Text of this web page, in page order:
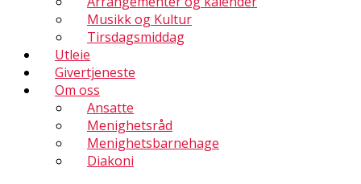
Musikk og Kultur
Tirsdagsmiddag
Utleie
Givertjeneste
Om oss
Ansatte
Menighetsråd
Menighetsbarnehage
Diakoni